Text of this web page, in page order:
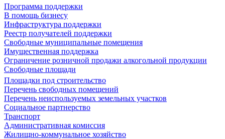
Программа поддержки
В помощь бизнесу
Инфраструктура поддержки
Реестр получателей поддержки
Свободные муниципальные помещения
Имущественная поддержка
Ограничение розничной продажи алкогольной продукции
Свободные площади
Площадки под строительство
Перечень свободных помещений
Перечень неиспользуемых земельных участков
Социальное партнерство
Транспорт
Административная комиссия
Жилищно-коммунальное хозяйство